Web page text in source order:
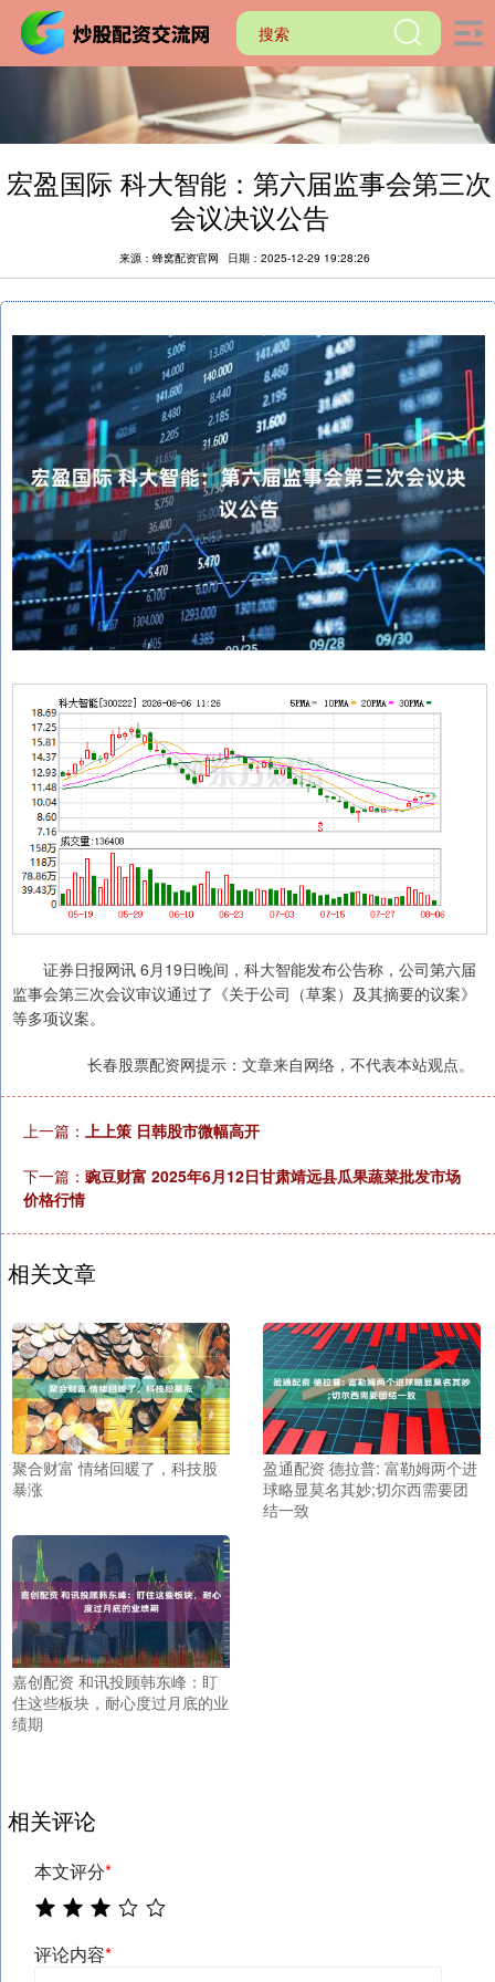
宏盈国际 科大智能：第六届监事会第三次
会议决议公告
来源：蜂窝配资官网 日期：2025-12-29 19:28:26
证券日报网讯 6月19日晚间，科大智能发布公告称，公司第六届
监事会第三次会议审议通过了《关于公司（草案）及其摘要的议案》
等多项议案。
长春股票配资网提示：文章来自网络，不代表本站观点。
上一篇： 上上策 日韩股市微幅高开
下一篇： 豌豆财富 2025年6月12日甘肃靖远县瓜果蔬菜批发市场
价格行情
相关文章
聚合财富 情绪回暖了，科技股
暴涨
盈通配资 德拉普: 富勒姆两个进
球略显莫名其妙;切尔西需要团
结一致
嘉创配资 和讯投顾韩东峰：盯
住这些板块，耐心度过月底的业
绩期
相关评论
本文评分*
评论内容*